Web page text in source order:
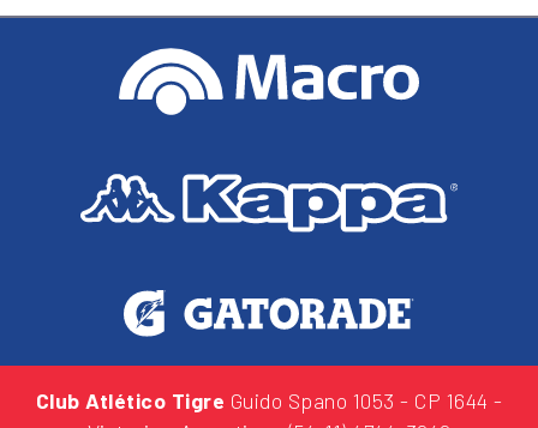
Club Atlético Tigre Guido Spano 1053 - CP 1644 -